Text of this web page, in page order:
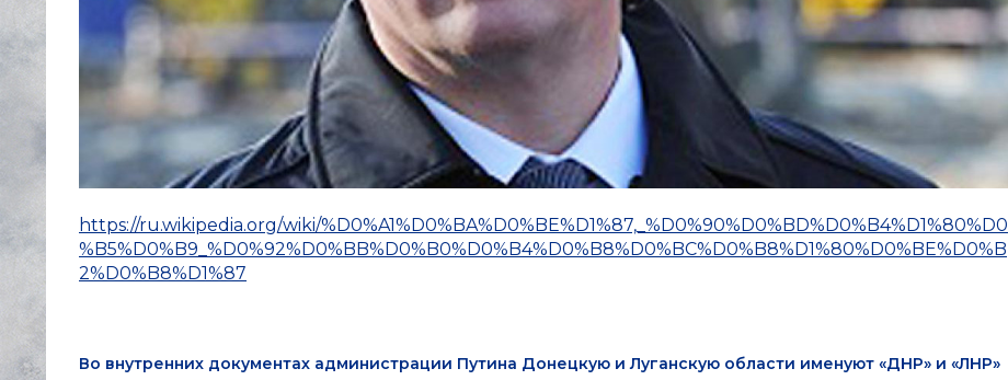
https://ru.wikipedia.org/wiki/%D0%A1%D0%BA%D0%BE%D1%87,_%D0%90%D0%BD%D0%B4%D1%80%D0
%B5%D0%B9_%D0%92%D0%BB%D0%B0%D0%B4%D0%B8%D0%BC%D0%B8%D1%80%D0%BE%D0%B
2%D0%B8%D1%87
Во внутренних документах администрации Путина Донецкую и Луганскую области именуют «ДНР» и «ЛНР»